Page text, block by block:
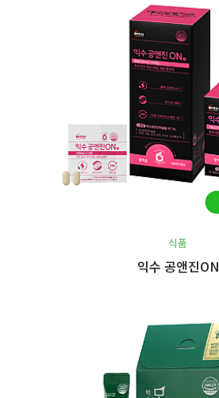
식품
익수 공앤진ON